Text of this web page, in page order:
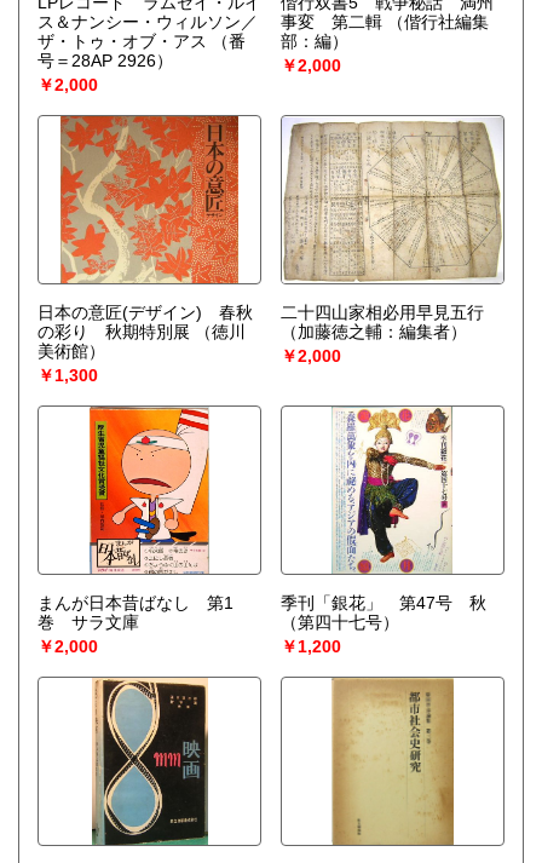
ス＆ナンシー・ウィルソン／
ザ・トゥ・オブ・アス
（番
号＝28AP 2926）
￥2,000
事変 第二輯
（偕行社編集
部：編）
￥2,000
日本の意匠(デザイン) 春秋
の彩り 秋期特別展
（徳川
美術館）
￥1,300
二十四山家相必用早見五行
（加藤徳之輔：編集者）
￥2,000
まんが日本昔ばなし 第1
巻 サラ文庫
￥2,000
季刊「銀花」 第47号 秋
（第四十七号）
￥1,200